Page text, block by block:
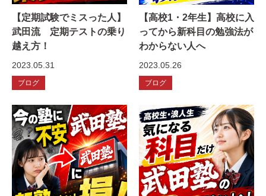
【定期試験でミスった人】
武田流 定期テストの乗り
越え方！
2023.05.31
ブログ
【高校1・2年生】高校に入
ってから新科目の勉強法が
わからない人へ
2023.05.26
ブログ